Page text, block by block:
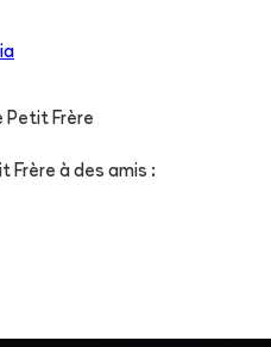
Petit Frère
Frère à des amis :